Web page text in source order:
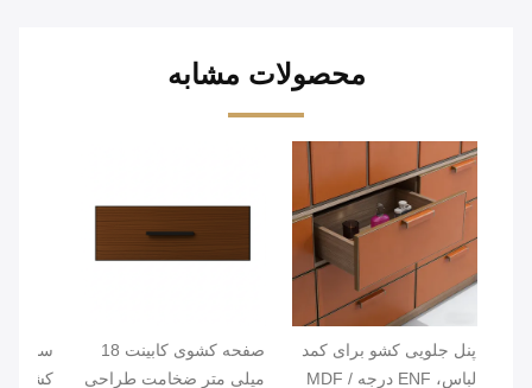
محصولات مشابه
پنل جلویی کشو برای کمد
لباس، ENF درجه MDF /
صفحه کشوی کابینت 18
میلی متر ضخامت طراحی
سخت
کشوی